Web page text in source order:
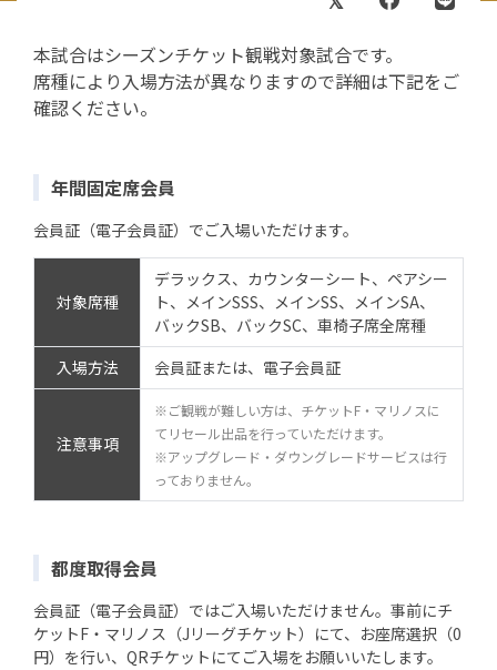
本試合はシーズンチケット観戦対象試合です。
席種により入場方法が異なりますので詳細は下記をご
確認ください。
年間固定席会員
会員証（電子会員証）でご入場いただけます。
対象席種
デラックス、カウンターシート、ペアシー
ト、メインSSS、メインSS、メインSA、
バックSB、バックSC、車椅子席全席種
入場方法
会員証または、電子会員証
注意事項
※ご観戦が難しい方は、チケットF・マリノスに
てリセール出品を行っていただけます。
※アップグレード・ダウングレードサービスは行
っておりません。
都度取得会員
会員証（電子会員証）ではご入場いただけません。事前にチ
ケットF・マリノス（Jリーグチケット）にて、お座席選択（0
円）を行い、QRチケットにてご入場をお願いいたします。